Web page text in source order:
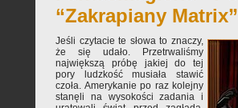
“Zakrapiany Matrix”
Jeśli czytacie te słowa to znaczy,
że się udało. Przetrwaliśmy
największą próbę jakiej do tej
pory ludzkość musiała stawić
czoła. Amerykanie po raz kolejny
stanęli na wysokości zadania i